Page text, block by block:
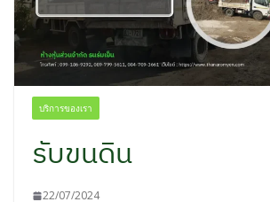
บริการของเรา
รับขนดิน
22/07/2024